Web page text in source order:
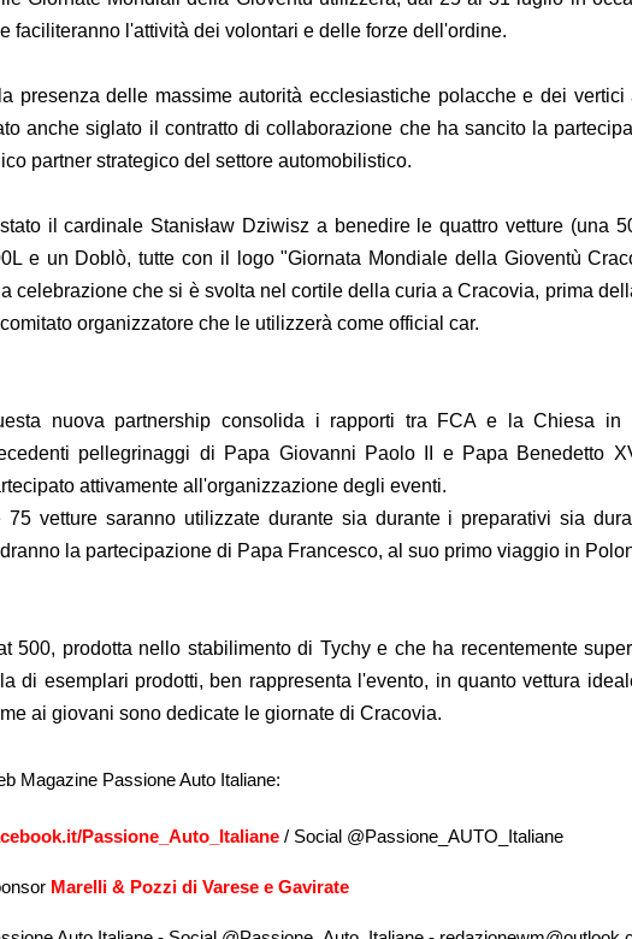
faciliteranno l'attività dei volontari e delle forze dell'ordine.
presenza delle massime autorità ecclesiastiche polacche e dei
anche siglato il contratto di collaborazione che ha sancito la
partner strategico del settore automobilistico.
il cardinale Stanisław Dziwisz a benedire le quattro vetture (una
e un Doblò, tutte con il logo "Giornata Mondiale della Gioventù
celebrazione che si è svolta nel cortile della curia a Cracovia, prima
organizzatore che le utilizzerà come official car.
nuova partnership consolida i rapporti tra FCA e la Chiesa in
pellegrinaggi di Papa Giovanni Paolo II e Papa Benedetto
attivamente all'organizzazione degli eventi.
75 vetture saranno utilizzate durante sia durante i preparativi sia
la partecipazione di Papa Francesco, al suo primo viaggio in
500, prodotta nello stabilimento di Tychy e che ha recentemente
di esemplari prodotti, ben rappresenta l'evento, in quanto vettura
ai giovani sono dedicate le giornate di Cracovia.
Magazine Passione Auto Italiane:
Passione_Auto_Italiane / Social @Passione_AUTO_Italiane
Marelli & Pozzi di Varese e Gavirate